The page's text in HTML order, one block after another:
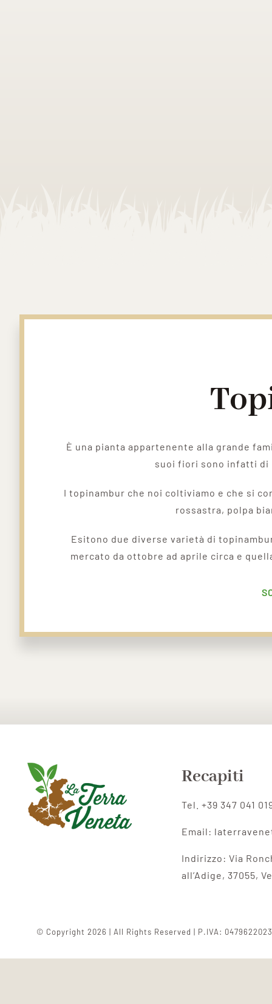
È una pianta appartenente alla grande
suoi fiori sono infatti di
I topinambur che noi coltiviamo e che si
rossastra, polpa
Esitono due diverse varietà di
mercato da ottobre ad aprile circa e
Recapiti
Tel. +39 347 041
Email:
Indirizzo:Via
all’Adige, 37055,
© Copyright 2026 | All Rights Reserved | P.IVA: